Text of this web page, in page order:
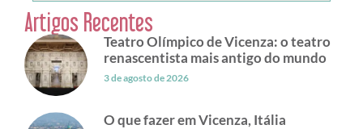
Artigos Recentes
Teatro Olímpico de Vicenza: o teatro
renascentista mais antigo do mundo
3 de agosto de 2026
O que fazer em Vicenza, Itália